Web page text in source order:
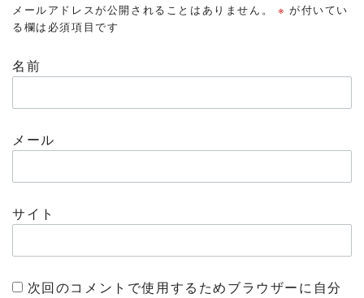
メールアドレスが公開されることはありません。 ※ が付いてい
る欄は必須項目です
名前
メール
サイト
次回のコメントで使用するためブラウザーに自分